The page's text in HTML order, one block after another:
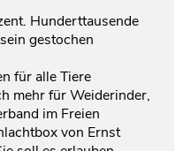
Hunderttausende
gestochen
für alle Tiere
mehr für Weiderinder,
im Freien
von Ernst